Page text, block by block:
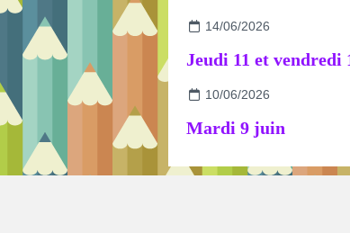
14/06/2026
Jeudi 11 et vendredi
10/06/2026
Mardi 9 juin